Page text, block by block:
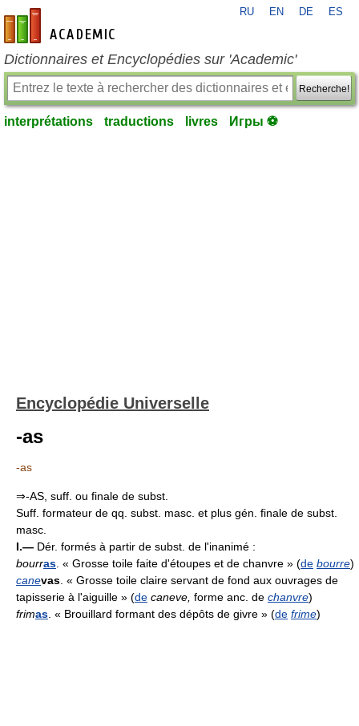
fr-academic.com
RU EN DE ES
Dictionnaires et Encyclopédies sur 'Academic'
Recherche!
interprétations traductions livres Игры ⚽
Encyclopédie Universelle
-as
-as
⇒-AS, suff. ou finale de subst.
Suff. formateur de qq. subst. masc. et plus gén. finale de subst.
masc.
I.— Dér. formés à partir de subst. de l'inanimé :
bourras . « Grosse toile faite d'étoupes et de chanvre » (de bourre)
canevas . « Grosse toile claire servant de fond aux ouvrages de
tapisserie à l'aiguille » (de caneve, forme anc. de chanvre)
frimas . « Brouillard formant des dépôts de givre » (de frime)